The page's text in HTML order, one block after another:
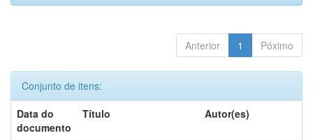
Anterior 1 Póximo
Conjunto de itens:
Data do
documento
Título Autor(es)